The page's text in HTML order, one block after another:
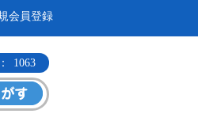
会員登録
1063